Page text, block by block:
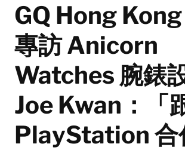
GQ Hong
專訪 Anicorn
Watches 腕錶
Joe Kwan：「
PlayStation 合